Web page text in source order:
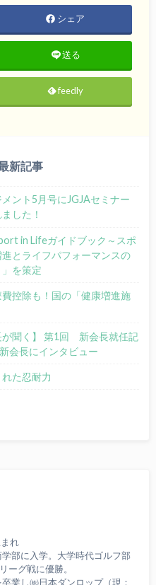
シェア
送る
feedly
新記事
ント5月号にJGJAセミナー
した！
in Lifeガイドブック～スポ
とライフパフォーマンスの
を策定
控除も！国の「健康増進施
が聞く】 第1回 新会長就任記
会長にインタビュー
た忍耐力
れ
部に入学。大学時代ゴルフ部
ーグ戦に優勝。
業し㈱日本ダンロップ（現：